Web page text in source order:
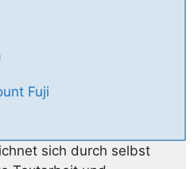
Fuji
sich durch selbst